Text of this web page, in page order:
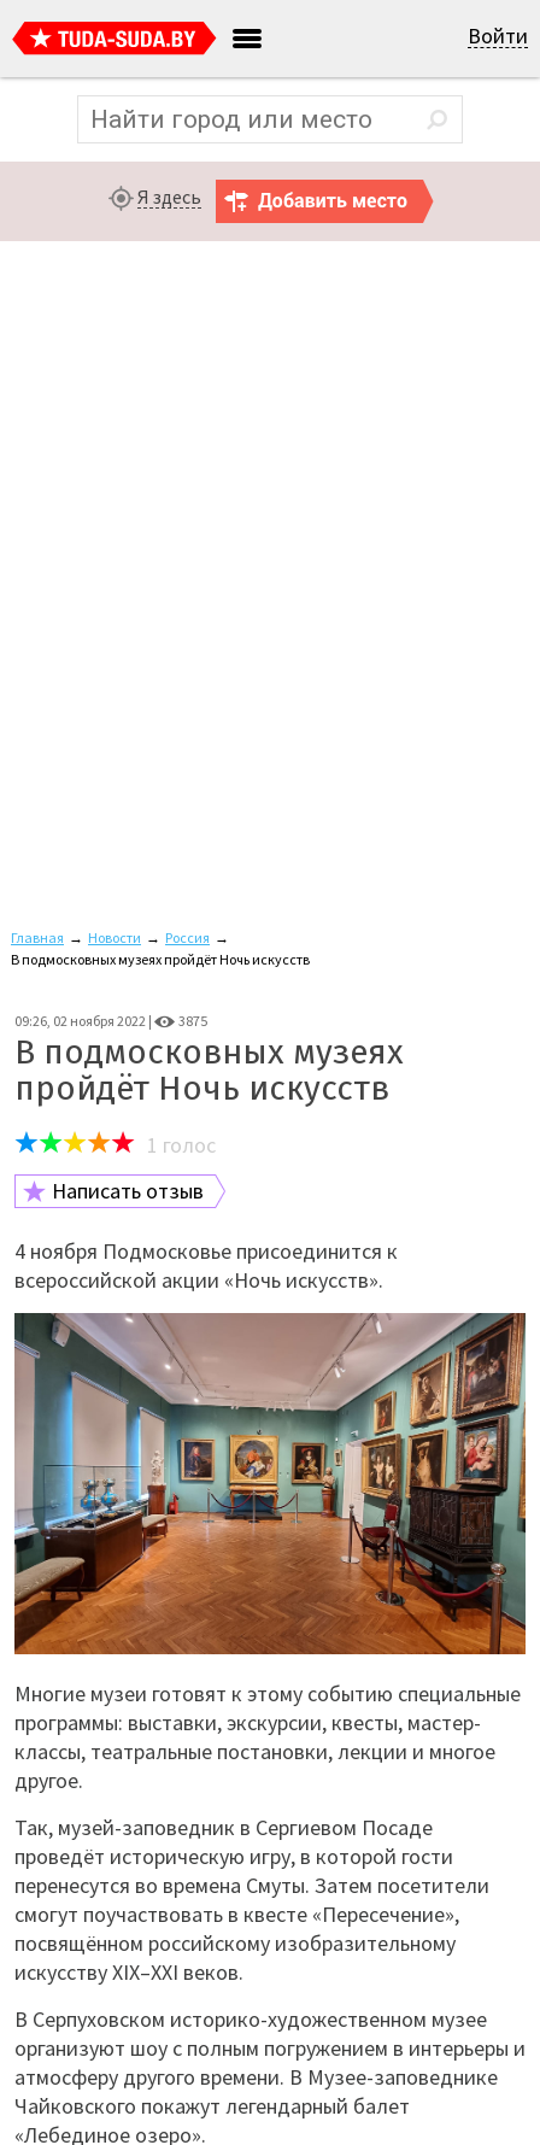
Войти
Я здесь
Главная → Новости → Россия →
В подмосковных музеях пройдёт Ночь искусств
09:26, 02 ноября 2022 | 3875
В подмосковных музеях
пройдёт Ночь искусств
1 голос
Написать отзыв
4 ноября Подмосковье присоединится к
всероссийской акции «Ночь искусств».
Многие музеи готовят к этому событию специальные
программы: выставки, экскурсии, квесты, мастер-
классы, театральные постановки, лекции и многое
другое.
Так, музей-заповедник в Сергиевом Посаде
проведёт историческую игру, в которой гости
перенесутся во времена Смуты. Затем посетители
смогут поучаствовать в квесте «Пересечение»,
посвящённом российскому изобразительному
искусству XIX–XXI веков.
В Серпуховском историко-художественном музее
организуют шоу с полным погружением в интерьеры и
атмосферу другого времени. В Музее-заповеднике
Чайковского покажут легендарный балет
«Лебединое озеро».